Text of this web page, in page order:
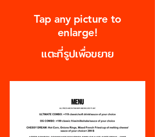
Tap any picture to
enlarge!
แตะที่รูปเพื่อขยาย